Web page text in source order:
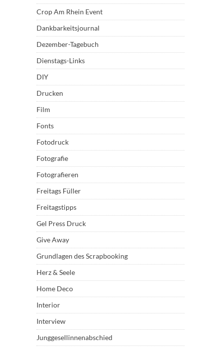
Crop Am Rhein Event
Dankbarkeitsjournal
Dezember-Tagebuch
Dienstags-Links
DIY
Drucken
Film
Fonts
Fotodruck
Fotografie
Fotografieren
Freitags Füller
Freitagstipps
Gel Press Druck
Give Away
Grundlagen des Scrapbooking
Herz & Seele
Home Deco
Interior
Interview
Junggesellinnenabschied